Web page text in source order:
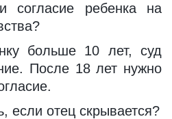
согласие ребенка на
больше 10 лет, суд
После 18 лет нужно
если отец скрывается?